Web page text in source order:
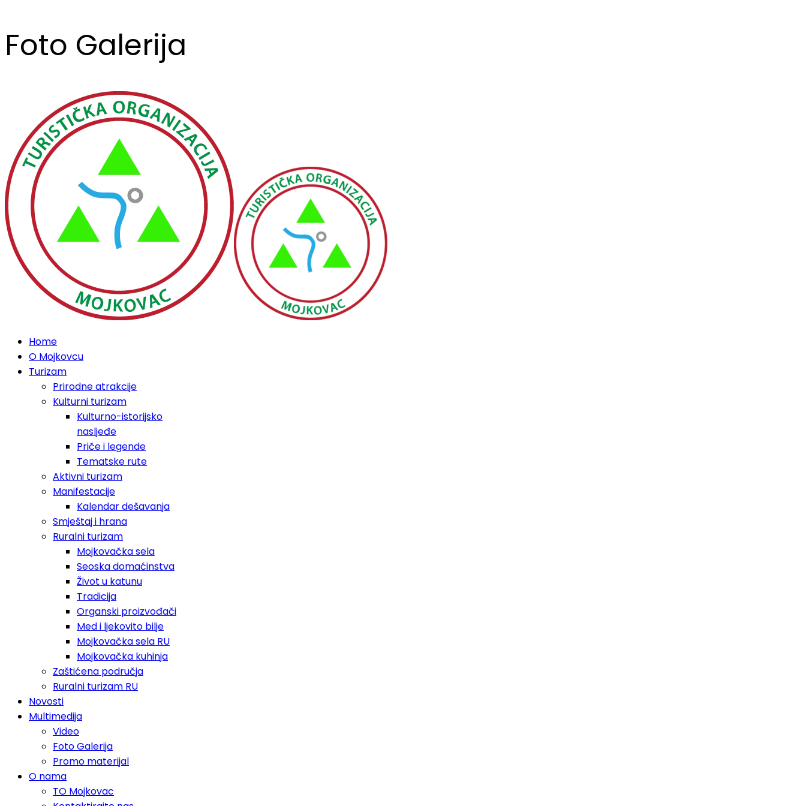
Foto Galerija
Home
O Mojkovcu
Turizam
Prirodne atrakcije
Kulturni turizam
Kulturno-istorijsko
nasljeđe
Priče i legende
Tematske rute
Aktivni turizam
Manifestacije
Kalendar dešavanja
Smještaj i hrana
Ruralni turizam
Mojkovačka sela
Seoska domaćinstva
Život u katunu
Tradicija
Organski proizvođači
Med i ljekovito bilje
Mojkovačka sela RU
Mojkovačka kuhinja
Zaštićena područja
Ruralni turizam RU
Novosti
Multimedija
Video
Foto Galerija
Promo materijal
O nama
TO Mojkovac